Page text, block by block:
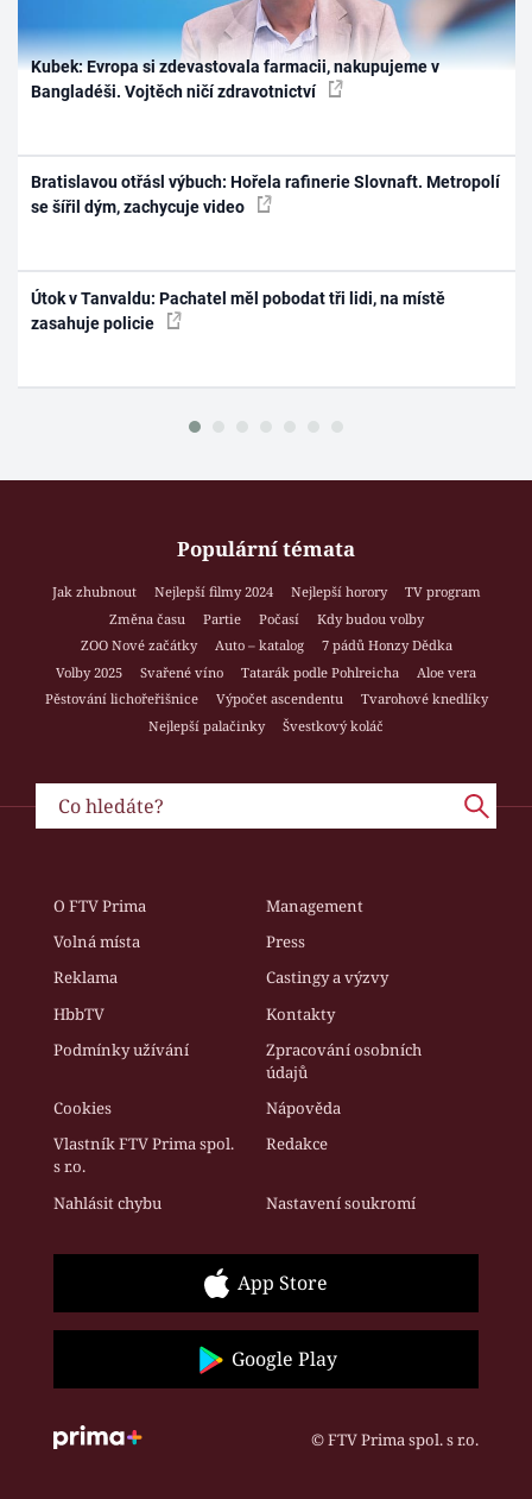
Kubek: Evropa si zdevastovala farmacii, nakupujeme v
Bangladéši. Vojtěch ničí zdravotnictví
Bratislavou otřásl výbuch: Hořela rafinerie Slovnaft. Metropolí
se šířil dým, zachycuje video
Útok v Tanvaldu: Pachatel měl pobodat tři lidi, na místě
zasahuje policie
Populární témata
Jak zhubnout Nejlepší filmy 2024 Nejlepší horory
TV program
Změna času
Partie Počasí
Kdy budou volby
ZOO Nové začátky
Auto – katalog
7 pádů Honzy Dědka
Volby 2025
Svařené víno Tatarák podle Pohlreicha
Aloe vera
Pěstování lichořeřišnice
Výpočet ascendentu
Tvarohové knedlíky
Nejlepší palačinky
Švestkový koláč
O FTV Prima
Management
Volná místa
Press
Reklama
Castingy a výzvy
HbbTV
Kontakty
Podmínky užívání
Zpracování osobních
údajů
Cookies
Nápověda
Vlastník FTV Prima spol.
s r.o.
Redakce
Nahlásit chybu Nastavení soukromí
App Store
Google Play
© FTV Prima spol. s r.o.